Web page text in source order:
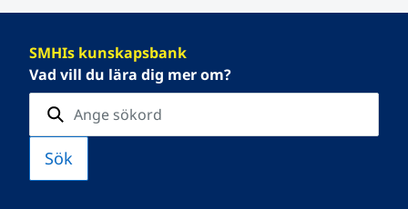
SMHIs kunskapsbank
Vad vill du lära dig mer om?